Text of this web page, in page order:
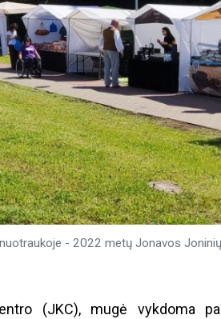
- 2022 metų Jonavos
(JKC), mugė vykdoma